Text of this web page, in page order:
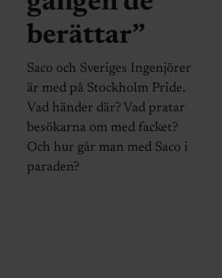
berättar”
Saco och Sveriges Ingenjörer
är med på Stockholm Pride.
Vad händer där? Vad pratar
besökarna om med facket?
Och hur går man med Saco i
paraden?